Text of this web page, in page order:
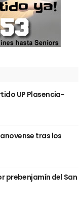
UP Plasencia-
tras los
prebenjamín del San